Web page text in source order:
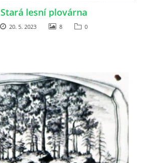
Stará lesní plovárna
20. 5. 2023 8 0